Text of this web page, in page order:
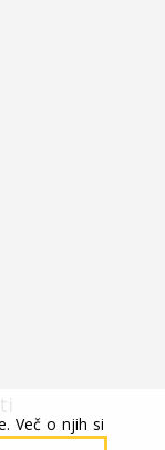
Več o njih si